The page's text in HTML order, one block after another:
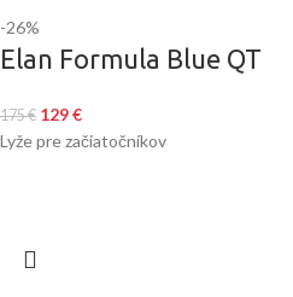
-26%
Elan Formula Blue QT
175€ 129€
Lyže pre začiatočníkov